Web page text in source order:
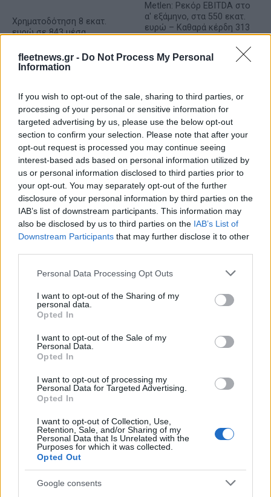
fleetnews.gr - Do Not Process My Personal
Information
If you wish to opt-out of the sale, sharing to third parties, or
processing of your personal or sensitive information for
targeted advertising by us, please use the below opt-out
section to confirm your selection. Please note that after your
opt-out request is processed you may continue seeing
interest-based ads based on personal information utilized by
us or personal information disclosed to third parties prior to
your opt-out. You may separately opt-out of the further
disclosure of your personal information by third parties on the
IAB’s list of downstream participants. This information may
also be disclosed by us to third parties on the IAB’s List of
Downstream Participants that may further disclose it to other
Please note that this website/app uses one or more Google
not limited to your visit or usage behaviour. You may click to
grant or deny consent to Google and its third-party tags to
use your data for below specified purposes in below Google
consent section.
Personal Data Processing Opt Outs
I want to opt-out of the Sharing of my
personal data.
Opted In
I want to opt-out of the Sale of my
Personal Data.
Opted In
I want to opt-out of processing my
Personal Data for Targeted Advertising.
Opted In
I want to opt-out of Collection, Use,
Retention, Sale, and/or Sharing of my
Personal Data that Is Unrelated with the
Purposes for which it was collected.
Opted Out
Google consents
Χρηματοδότηση 8 εκατ.
ευρώ σε 843 μέσα
πενταετές πρόγραμμα
ενίσχυσης του Τύπου
Metlen: Ρεκόρ EBITDA στο
α' εξάμηνο, στα 550 εκατ.
ευρώ – Καθαρά κέρδη 313
εκατ. ευρώ
Η Chery επενδύει 75 εκατ. δολάρια στην KG Mobility
Το FIAT 500 Hybrid τώρα
από 18.990 ευρώ
της συνεργασίας τους μέχρι
18η συνεχόμενη χρονιά για τον ΟΤΕ στη διεθνή σειρά
Alpha Bank: Για πρώτη φορά το Αρχαίο Θέατρο Επιδαύρου
άνοιξε τις πύλες του σε όλους